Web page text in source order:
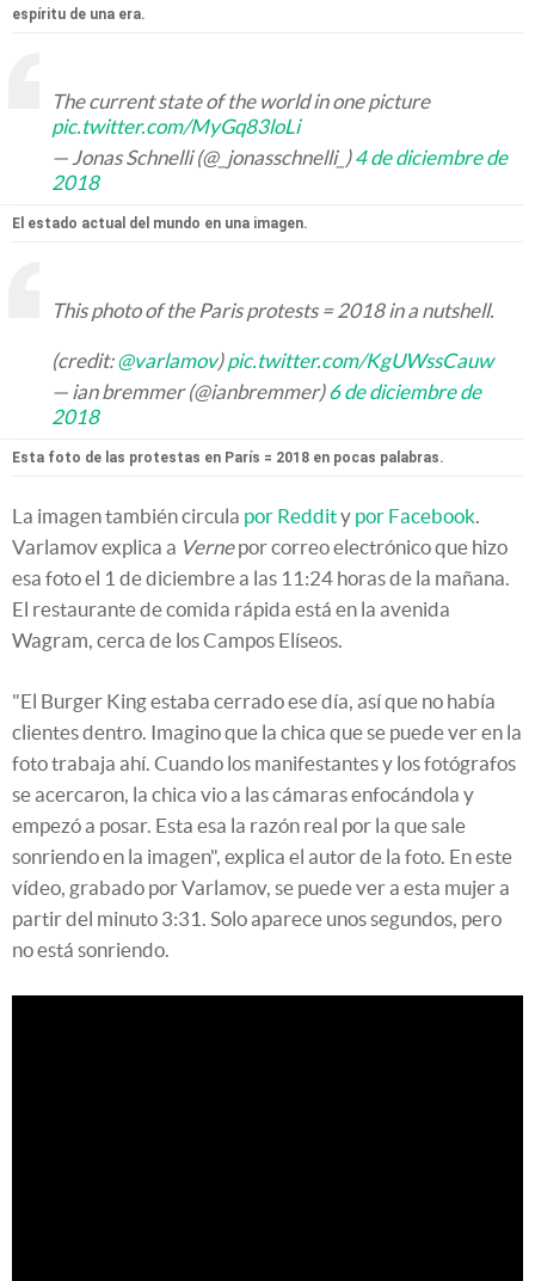
espíritu de una era.
The current state of the world in one picture
pic.twitter.com/MyGq83loLi
— Jonas Schnelli (@_jonasschnelli_)4 de diciembre de
2018
El estado actual del mundo en una imagen.
This photo of the Paris protests = 2018 in a nutshell.
(credit:@varlamov)pic.twitter.com/KgUWssCauw
— ian bremmer (@ianbremmer)6 de diciembre de
2018
Esta foto de las protestas en París = 2018 en pocas palabras.
La imagen también circula por Reddity por Facebook.
Varlamov explica a Vernepor correo electrónico que hizo
esa foto el 1 de diciembre a las 11:24 horas de la mañana.
El restaurante de comida rápida está en la avenida
Wagram, cerca de los Campos Elíseos.
"El Burger King estaba cerrado ese día, así que no había
clientes dentro. Imagino que la chica que se puede ver en la
foto trabaja ahí. Cuando los manifestantes y los fotógrafos
se acercaron, la chica vio a las cámaras enfocándola y
empezó a posar. Esta esa la razón real por la que sale
sonriendo en la imagen", explica el autor de la foto. En este
vídeo, grabado por Varlamov, se puede ver a esta mujer a
partir del minuto 3:31. Solo aparece unos segundos, pero
no está sonriendo.